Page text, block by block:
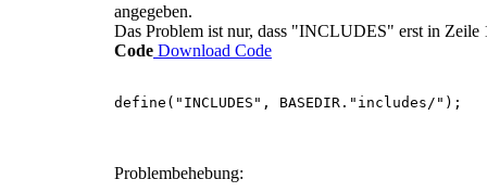
angegeben.
Das Problem ist nur, dass "INCLUDES" erst in Zeile
Code Download Code
define("INCLUDES", BASEDIR."includes/");
Problembehebung: